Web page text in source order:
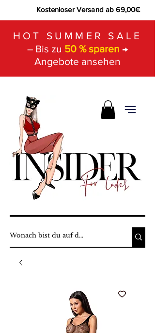
Kostenloser Versand ab 69,00€
HOT SUMMER SALE
– Bis zu 50 % sparen →
Angebote ansehen